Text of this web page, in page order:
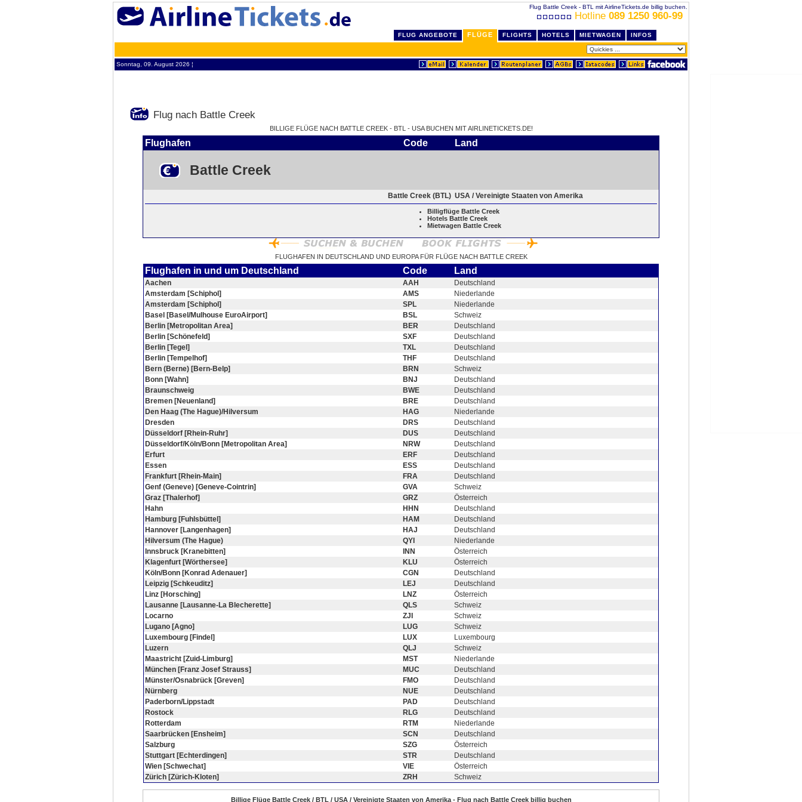
Flug Battle Creek - BTL mit AirlineTickets.de billig buchen.
Hotline 089 1250 960-99
FLUG ANGEBOTE FLÜGE FLIGHTS HOTELS MIETWAGEN INFOS
Sonntag, 09. August 2026 ¦
Flug nach Battle Creek
BILLIGE FLÜGE NACH BATTLE CREEK - BTL - USA BUCHEN MIT AIRLINETICKETS.DE!
Flughafen Code Land
Battle Creek
Battle Creek (BTL) USA / Vereinigte Staaten von Amerika
Billigflüge Battle Creek
Hotels Battle Creek
Mietwagen Battle Creek
FLUGHAFEN IN DEUTSCHLAND UND EUROPA FÜR FLÜGE NACH BATTLE CREEK
Flughafen in und um Deutschland Code Land
Aachen AAH
Deutschland
Amsterdam [Schiphol]
AMS
Niederlande
Amsterdam [Schiphol]
SPL
Niederlande
Basel [Basel/Mulhouse EuroAirport]
BSL
Schweiz
Berlin [Metropolitan Area]
BER
Deutschland
Berlin [Schönefeld]
SXF
Deutschland
Berlin [Tegel]
TXL
Deutschland
Berlin [Tempelhof]
THF
Deutschland
Bern (Berne) [Bern-Belp]
BRN
Schweiz
Bonn [Wahn]
BNJ
Deutschland
Braunschweig
BWE
Deutschland
Bremen [Neuenland]
BRE
Deutschland
Den Haag (The Hague)/Hilversum
HAG
Niederlande
Dresden
DRS
Deutschland
Düsseldorf [Rhein-Ruhr]
DUS
Deutschland
Düsseldorf/Köln/Bonn [Metropolitan Area]
NRW
Deutschland
Erfurt
ERF
Deutschland
Essen
ESS
Deutschland
Frankfurt [Rhein-Main]
FRA
Deutschland
Genf (Geneve) [Geneve-Cointrin]
GVA
Schweiz
Graz [Thalerhof]
GRZ
Österreich
Hahn
HHN
Deutschland
Hamburg [Fuhlsbüttel]
HAM
Deutschland
Hannover [Langenhagen]
HAJ
Deutschland
Hilversum (The Hague)
QYI
Niederlande
Innsbruck [Kranebitten]
INN
Österreich
Klagenfurt [Wörthersee]
KLU
Österreich
Köln/Bonn [Konrad Adenauer]
CGN
Deutschland
Leipzig [Schkeuditz]
LEJ
Deutschland
Linz [Horsching]
LNZ
Österreich
Lausanne [Lausanne-La Blecherette]
QLS
Schweiz
Locarno
ZJI
Schweiz
Lugano [Agno]
LUG
Schweiz
Luxembourg [Findel]
LUX
Luxembourg
Luzern
QLJ
Schweiz
Maastricht [Zuid-Limburg]
MST
Niederlande
München [Franz Josef Strauss]
MUC
Deutschland
Münster/Osnabrück [Greven]
FMO
Deutschland
Nürnberg
NUE
Deutschland
Paderborn/Lippstadt
PAD
Deutschland
Rostock
RLG
Deutschland
Rotterdam
RTM
Niederlande
Saarbrücken [Ensheim]
SCN
Deutschland
Salzburg
SZG
Österreich
Stuttgart [Echterdingen]
STR
Deutschland
Wien [Schwechat]
VIE
Österreich
Zürich [Zürich-Kloten]
ZRH Schweiz
Billige Flüge Battle Creek / BTL / USA / Vereinigte Staaten von Amerika - Flug nach Battle Creek billig buchen